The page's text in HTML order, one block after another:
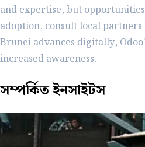
and expertise, but
adoption, consult local
Brunei advances digitally,
increased awareness.
সম্পর্কিতইনসাইটস